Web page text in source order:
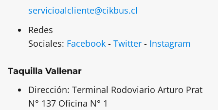
servicioalcliente@cikbus.cl
Redes
Sociales: Facebook - Twitter - Instagram
Taquilla Vallenar
Dirección: Terminal Rodoviario Arturo Prat
N° 137 Oficina N° 1